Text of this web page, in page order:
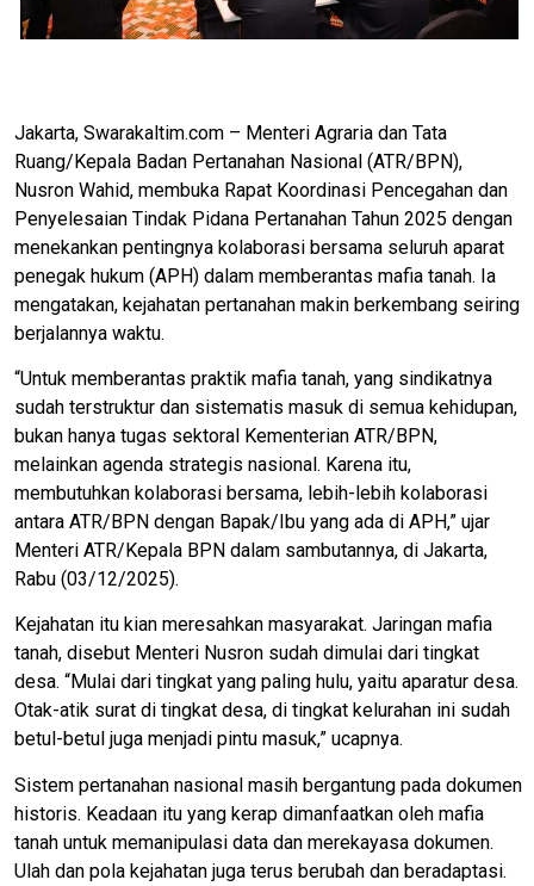
Jakarta, Swarakaltim.com – Menteri Agraria dan Tata
Ruang/Kepala Badan Pertanahan Nasional (ATR/BPN),
Nusron Wahid, membuka Rapat Koordinasi Pencegahan dan
Penyelesaian Tindak Pidana Pertanahan Tahun 2025 dengan
menekankan pentingnya kolaborasi bersama seluruh aparat
penegak hukum (APH) dalam memberantas mafia tanah. Ia
mengatakan, kejahatan pertanahan makin berkembang seiring
berjalannya waktu.
“Untuk memberantas praktik mafia tanah, yang sindikatnya
sudah terstruktur dan sistematis masuk di semua kehidupan,
bukan hanya tugas sektoral Kementerian ATR/BPN,
melainkan agenda strategis nasional. Karena itu,
membutuhkan kolaborasi bersama, lebih-lebih kolaborasi
antara ATR/BPN dengan Bapak/Ibu yang ada di APH,” ujar
Menteri ATR/Kepala BPN dalam sambutannya, di Jakarta,
Rabu (03/12/2025).
Kejahatan itu kian meresahkan masyarakat. Jaringan mafia
tanah, disebut Menteri Nusron sudah dimulai dari tingkat
desa. “Mulai dari tingkat yang paling hulu, yaitu aparatur desa.
Otak-atik surat di tingkat desa, di tingkat kelurahan ini sudah
betul-betul juga menjadi pintu masuk,” ucapnya.
Sistem pertanahan nasional masih bergantung pada dokumen
historis. Keadaan itu yang kerap dimanfaatkan oleh mafia
tanah untuk memanipulasi data dan merekayasa dokumen.
Ulah dan pola kejahatan juga terus berubah dan beradaptasi.